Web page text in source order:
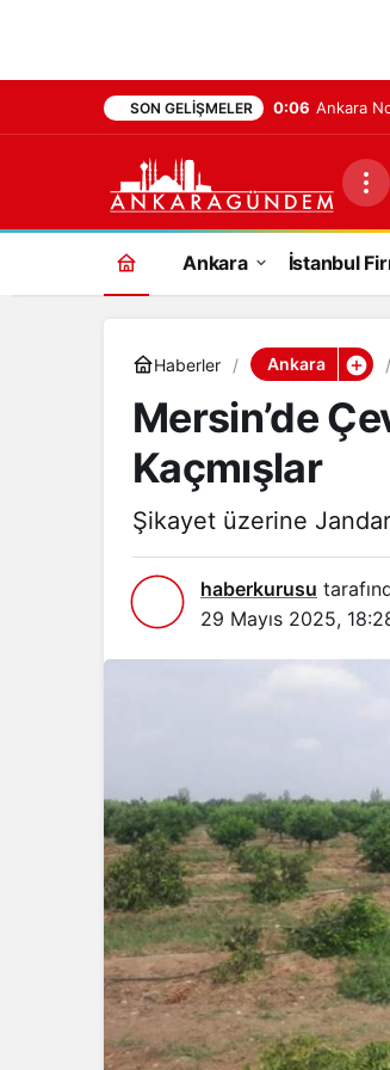
SON GELIŞMELER 0:06 Ankara
Ankara İstanbul
Haberler Ankara
Mersin’de
Kaçmışlar
Şikayet üzerine
haberkurusu
29 Mayıs 2025,